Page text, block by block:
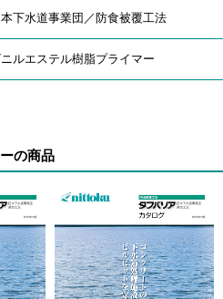
本下水道事業団／防食被覆工法
ニルエステル樹脂プライマー
の商品